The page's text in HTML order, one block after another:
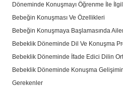
Döneminde Konuşmayı Öğrenme İle
Bebeğin Konuşması Ve Özellikleri
Bebeğin Konuşmaya Başlamasında
Bebeklik Döneminde Dil Ve Konuşma
Bebeklik Döneminde İfade Edici Dilin
Bebeklik Döneminde Konuşma
Gerekenler